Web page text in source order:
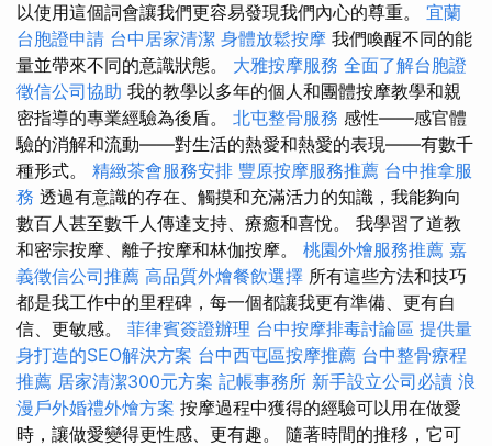
以使用這個詞會讓我們更容易發現我們內心的尊重。 宜蘭
台胞證申請 台中居家清潔 身體放鬆按摩 我們喚醒不同的能
量並帶來不同的意識狀態。 大雅按摩服務 全面了解台胞證
徵信公司協助 我的教學以多年的個人和團體按摩教學和親
密指導的專業經驗為後盾。 北屯整骨服務 感性——感官體
驗的消解和流動——對生活的熱愛和熱愛的表現——有數千
種形式。 精緻茶會服務安排 豐原按摩服務推薦 台中推拿服
務 透過有意識的存在、觸摸和充滿活力的知識，我能夠向
數百人甚至數千人傳達支持、療癒和喜悅。 我學習了道教
和密宗按摩、離子按摩和林伽按摩。 桃園外燴服務推薦 嘉
義徵信公司推薦 高品質外燴餐飲選擇 所有這些方法和技巧
都是我工作中的里程碑，每一個都讓我更有準備、更有自
信、更敏感。 菲律賓簽證辦理 台中按摩排毒討論區 提供量
身打造的SEO解決方案 台中西屯區按摩推薦 台中整骨療程
推薦 居家清潔300元方案 記帳事務所 新手設立公司必讀 浪
漫戶外婚禮外燴方案 按摩過程中獲得的經驗可以用在做愛
時，讓做愛變得更性感、更有趣。 隨著時間的推移，它可